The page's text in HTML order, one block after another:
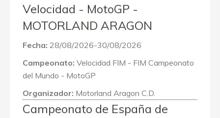
Velocidad - MotoGP -
MOTORLAND ARAGON
Fecha: 28/08/2026-30/08/2026
Campeonato: Velocidad FIM - FIM Campeonato
del Mundo - MotoGP
Organizador: Motorland Aragon C.D.
Campeonato de España de